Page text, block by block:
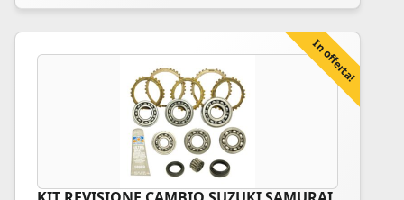
In offerta!